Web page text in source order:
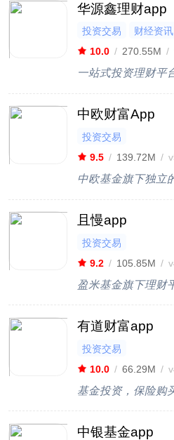
华源鑫理财app
投资交易
财经资讯
10.0 / 270.55M /
一站式投资理财平
中欧财富App
投资交易
9.5 / 139.72M /
中欧基金旗下独立
且慢app
投资交易
9.2 / 105.85M /
盈米基金旗下理财
有道财富app
投资交易
10.0 / 66.29M /
基金投资，保险购
中银基金app